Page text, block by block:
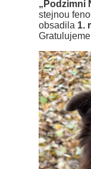
„Podzimní
stejnou
obsadila 1.